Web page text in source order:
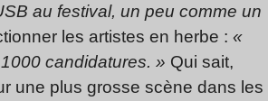
au festival, un peu comme un
les artistes en herbe : «
candidatures. » Qui sait,
une plus grosse scène dans les